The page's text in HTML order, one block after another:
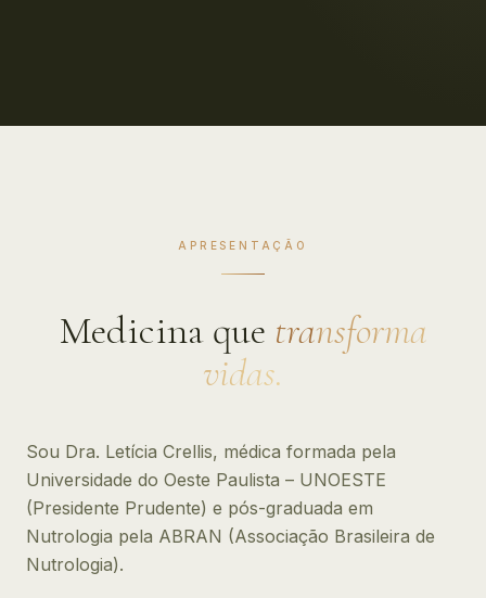
APRESENTAÇÃO
Medicina que transforma
vidas.
Sou Dra. Letícia Crellis, médica formada pela
Universidade do Oeste Paulista – UNOESTE
(Presidente Prudente) e pós-graduada em
Nutrologia pela ABRAN (Associação Brasileira de
Nutrologia).